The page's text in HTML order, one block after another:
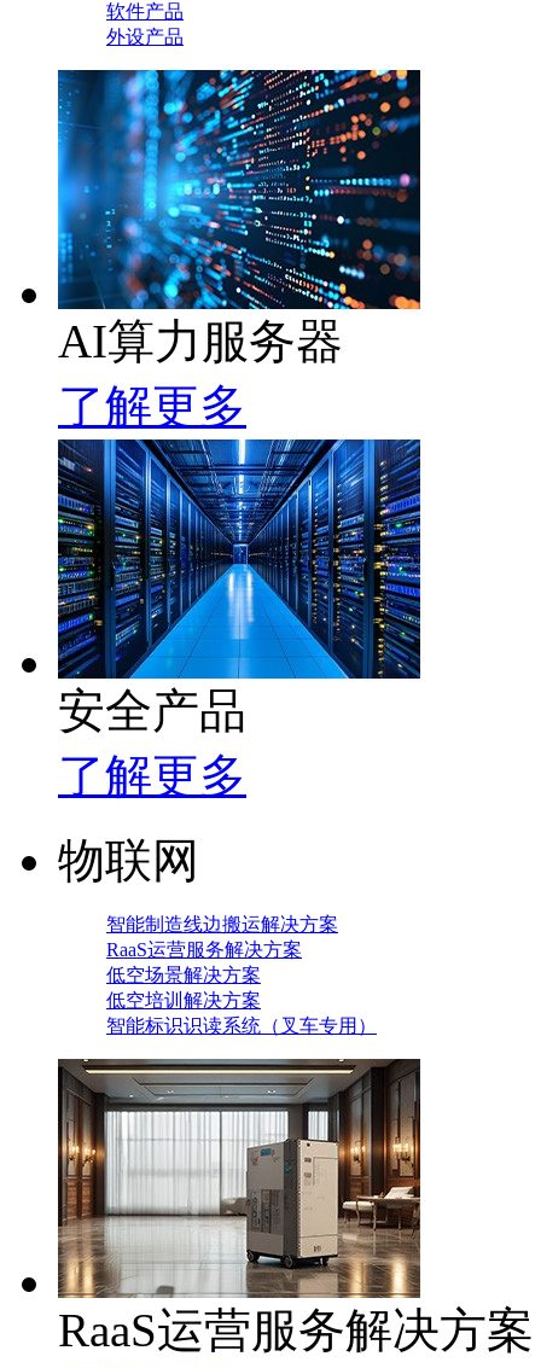
软件产品
外设产品
AI算力服务器
了解更多
安全产品
了解更多
物联网
智能制造线边搬运解决方案
RaaS运营服务解决方案
低空场景解决方案
低空培训解决方案
智能标识识读系统（叉车专用）
RaaS运营服务解决方案